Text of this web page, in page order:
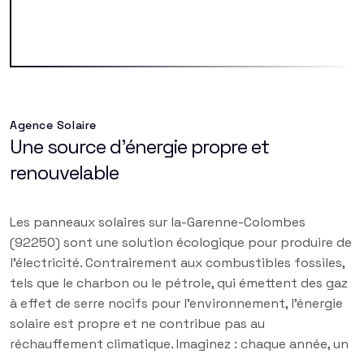
Agence Solaire
Une source d'énergie propre et
renouvelable
Les panneaux solaires sur la-Garenne-Colombes
(92250) sont une solution écologique pour produire de
l'électricité. Contrairement aux combustibles fossiles,
tels que le charbon ou le pétrole, qui émettent des gaz
à effet de serre nocifs pour l'environnement, l'énergie
solaire est propre et ne contribue pas au
réchauffement climatique. Imaginez : chaque année, un